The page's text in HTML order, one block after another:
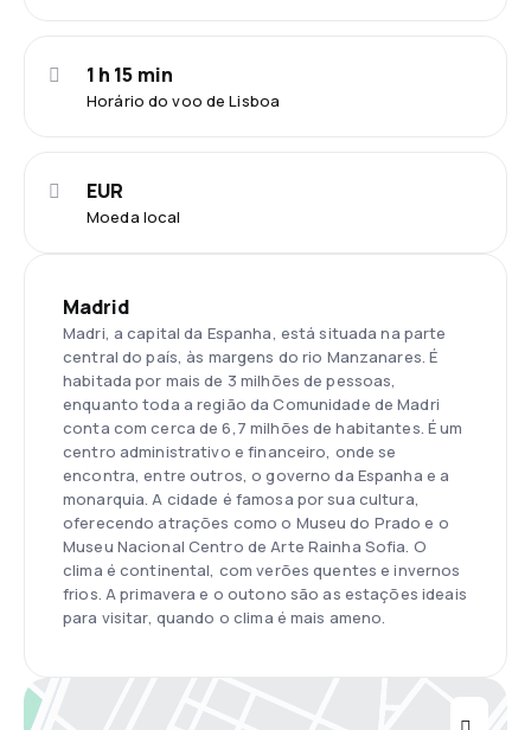
Horário do voo de Lisboa
1 h 15 min
Moeda local
EUR
Madrid
Madri, a capital da Espanha, está situada na parte
central do país, às margens do rio Manzanares. É
habitada por mais de 3 milhões de pessoas,
enquanto toda a região da Comunidade de Madri
conta com cerca de 6,7 milhões de habitantes. É um
centro administrativo e financeiro, onde se
encontra, entre outros, o governo da Espanha e a
monarquia. A cidade é famosa por sua cultura,
oferecendo atrações como o Museu do Prado e o
Museu Nacional Centro de Arte Rainha Sofia. O
clima é continental, com verões quentes e invernos
frios. A primavera e o outono são as estações ideais
para visitar, quando o clima é mais ameno.